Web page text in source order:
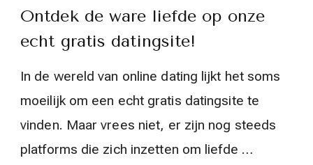
Ontdek de ware liefde op onze
echt gratis datingsite!
In de wereld van online dating lijkt het soms
moeilijk om een echt gratis datingsite te
vinden. Maar vrees niet, er zijn nog steeds
platforms die zich inzetten om liefde …